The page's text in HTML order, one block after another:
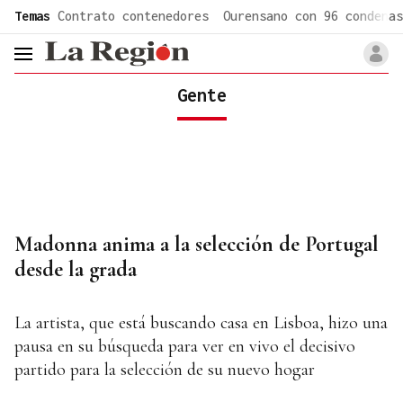
Temas Contrato contenedores Ourensano con 96 condenas
header.menu.open
Gente
Madonna anima a la selección de Portugal
desde la grada
La artista, que está buscando casa en Lisboa, hizo una
pausa en su búsqueda para ver en vivo el decisivo
partido para la selección de su nuevo hogar